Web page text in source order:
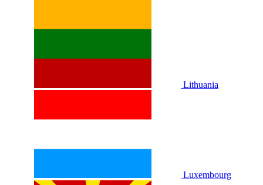
Lithuania
Luxembourg